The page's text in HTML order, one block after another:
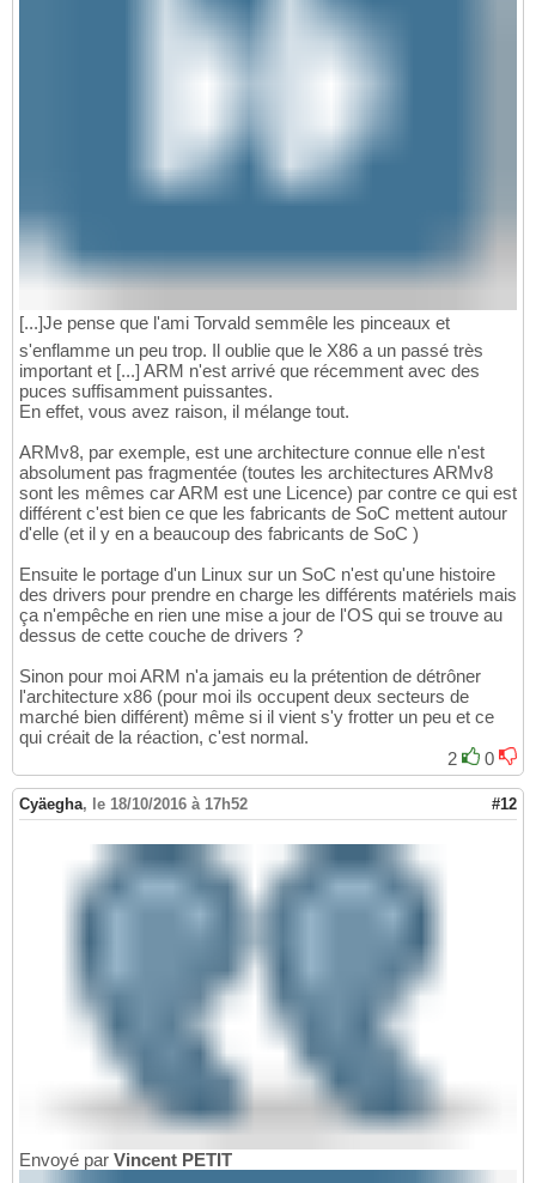
[...]Je pense que l'ami Torvald semmêle les pinceaux et
s'enflamme un peu trop. Il oublie que le X86 a un passé très
important et [...] ARM n'est arrivé que récemment avec des
puces suffisamment puissantes.
En effet, vous avez raison, il mélange tout.
ARMv8, par exemple, est une architecture connue elle n'est
absolument pas fragmentée (toutes les architectures ARMv8
sont les mêmes car ARM est une Licence) par contre ce qui est
différent c'est bien ce que les fabricants de SoC mettent autour
d'elle (et il y en a beaucoup des fabricants de SoC )
Ensuite le portage d'un Linux sur un SoC n'est qu'une histoire
des drivers pour prendre en charge les différents matériels mais
ça n'empêche en rien une mise a jour de l'OS qui se trouve au
dessus de cette couche de drivers ?
Sinon pour moi ARM n'a jamais eu la prétention de détrôner
l'architecture x86 (pour moi ils occupent deux secteurs de
marché bien différent) même si il vient s'y frotter un peu et ce
qui créait de la réaction, c'est normal.
2
0
Cyäegha, le 18/10/2016 à 17h52 #12
Envoyé par Vincent PETIT